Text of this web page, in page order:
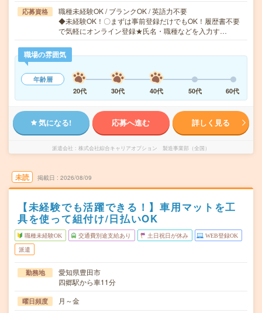
応募資格
職種未経験OK / ブランクOK / 英語力不要
◆未経験OK！〇まずは事前登録だけでもOK！履歴書不要
で気軽にオンライン登録★氏名・職種などを入力す…
職場の雰囲気
年齢層
20代
30代 40代 50代 60代
気になる! 応募へ進む 詳しく見る
派遣会社 株式会社綜合キャリアオプション 製造事業部（全国）
未読 掲載日 2026/08/09
【未経験でも活躍できる！】車用マットを工
具を使って組付け/日払いOK
職種未経験OK 交通費別途支給あり 土日祝日が休み WEB登録OK
派遣
勤務地
愛知県豊田市
四郷駅から車11分
曜日頻度 月～金